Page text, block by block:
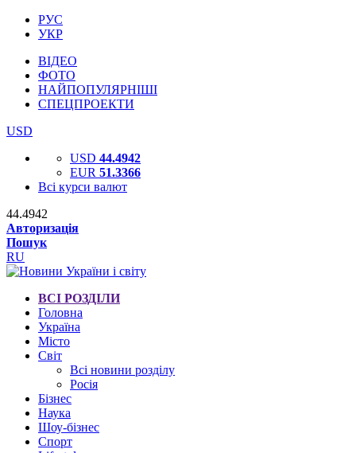
РУС
УКР
ВІДЕО
ФОТО
НАЙПОПУЛЯРНІШІ
СПЕЦПРОЕКТИ
USD
USD 44.4942
EUR 51.3366
Всі курси валют
44.4942
Авторизація
Пошук
RU
ВСІ РОЗДІЛИ
Головна
Україна
Місто
Світ
Всі новини розділу
Росія
Бізнес
Наука
Шоу-бізнес
Спорт